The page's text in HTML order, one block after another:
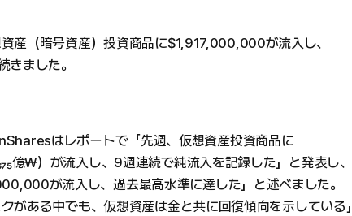
産（暗号資産）投資商品に$1,917,000,000が流入し、
きました。
はレポートで「先週、仮想資産投資商品に
億₩）が流入し、9週連続で純流入を記録した」と発表し、
が流入し、過去最高水準に達した」と述べました。
がある中でも、仮想資産は金と共に回復傾向を示している」